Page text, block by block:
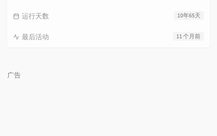
10年65天
运行天数
11 个月前
最后活动
广告